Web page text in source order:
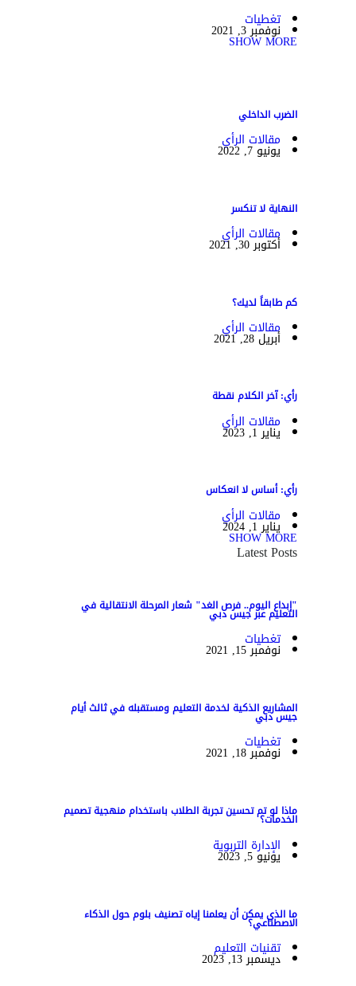
تغطيات
نوفمبر 3, 2021
SHOW MORE
الضرب الداخلي
مقالات الرأي
يونيو 7, 2022
النهاية لا تنكسر
مقالات الرأي
أكتوبر 30, 2021
كم طابقاً لديك؟
مقالات الرأي
أبريل 28, 2021
رأي: آخر الكلام نقطة
مقالات الرأي
يناير 1, 2023
رأي: أساس لا انعكاس
مقالات الرأي
يناير 1, 2024
SHOW MORE
Latest Posts
"إبداع اليوم.. فرص الغد" شعار المرحلة الانتقالية في
التعليم عبر جيس دبي
تغطيات
نوفمبر 15, 2021
المشاريع الذكية لخدمة التعليم ومستقبله في ثالث أيام
جيس دبي
تغطيات
نوفمبر 18, 2021
ماذا لو تم تحسين تجربة الطلاب باستخدام منهجية تصميم
الخدمات؟
الإدارة التربوية
يونيو 5, 2023
ما الذي يمكن أن يعلمنا إياه تصنيف بلوم حول الذكاء
الاصطناعي؟
تقنيات التعليم
ديسمبر 13, 2023